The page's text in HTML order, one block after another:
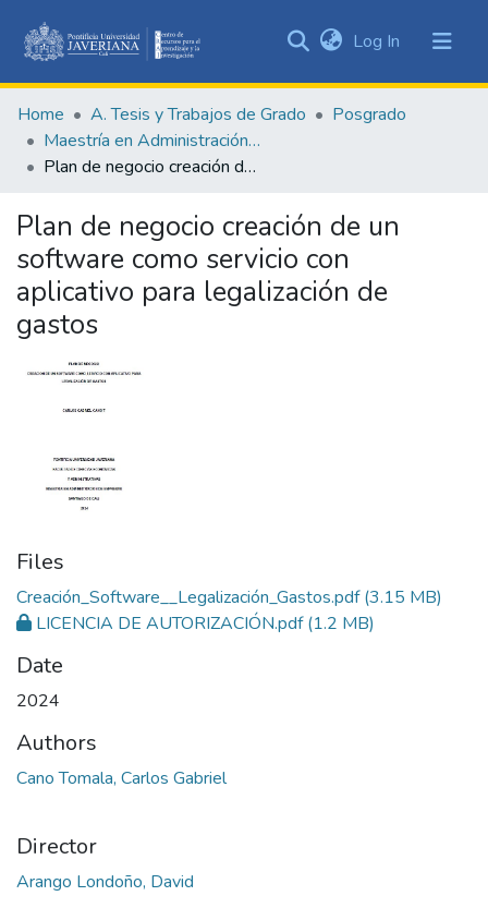
&
Collections
Statistics
Log In (current)
Home A. Tesis y Trabajos de Grado
Posgrado
Maestría en Administración de Empresas
Plan de negocio creación de un software como servicio con aplicativo para legalización de gastos
Plan de negocio creación de un
software como servicio con
aplicativo para legalización de
gastos
Files
Creación_Software__Legalización_Gastos.pdf(3.15 MB)
LICENCIA DE AUTORIZACIÓN.pdf(1.2 MB)
Date
2024
Authors
Cano Tomala, Carlos Gabriel
Director
Arango Londoño, David